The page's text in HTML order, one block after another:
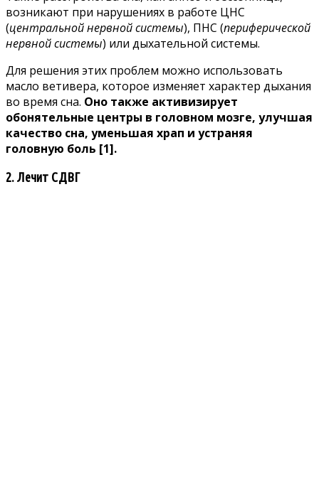
возникают при нарушениях в работе ЦНС
(центральной нервной системы), ПНС (периферической
нервной системы) или дыхательной системы.
Для решения этих проблем можно использовать
масло ветивера, которое изменяет характер дыхания
во время сна. Оно также активизирует
обонятельные центры в головном мозге, улучшая
качество сна, уменьшая храп и устраняя
головную боль [1].
2. Лечит СДВГ